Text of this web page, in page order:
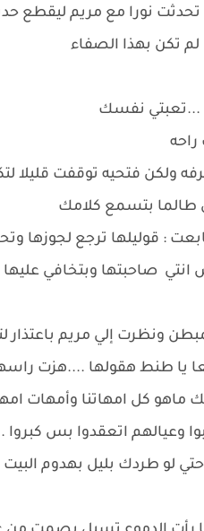
نورا مع مريم ليقطع
تكن بهذا الصفاء
...تعبتي نفسك
ولكن فتحيه توقفت
طالما بتسمع كلامك
: قوليلها ترجع لجوزها
صاحبتها وبتخافي
ونظرت إلي مريم
يا طنط هقولها ....هزت
كل امهاتنا وأمهات
وعيالهم اتعقدوا بس كبروا
لو طردك بليل بهدوم